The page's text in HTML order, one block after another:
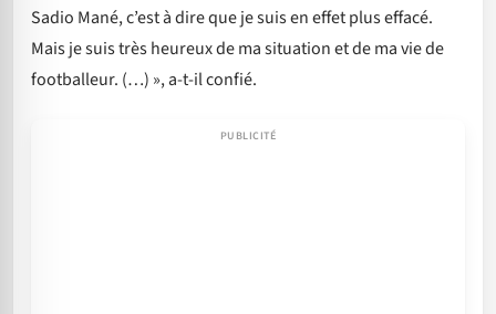
Sadio Mané, c’est à dire que je suis en effet plus effacé.
Mais je suis très heureux de ma situation et de ma vie de
footballeur. (…) », a-t-il confié.